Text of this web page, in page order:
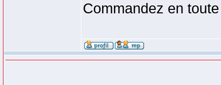
Commandez en